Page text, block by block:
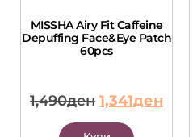
MISSHA Airy Fit Caffeine
Depuffing Face&Eye Patch
60pcs
1,490ден 1,341ден